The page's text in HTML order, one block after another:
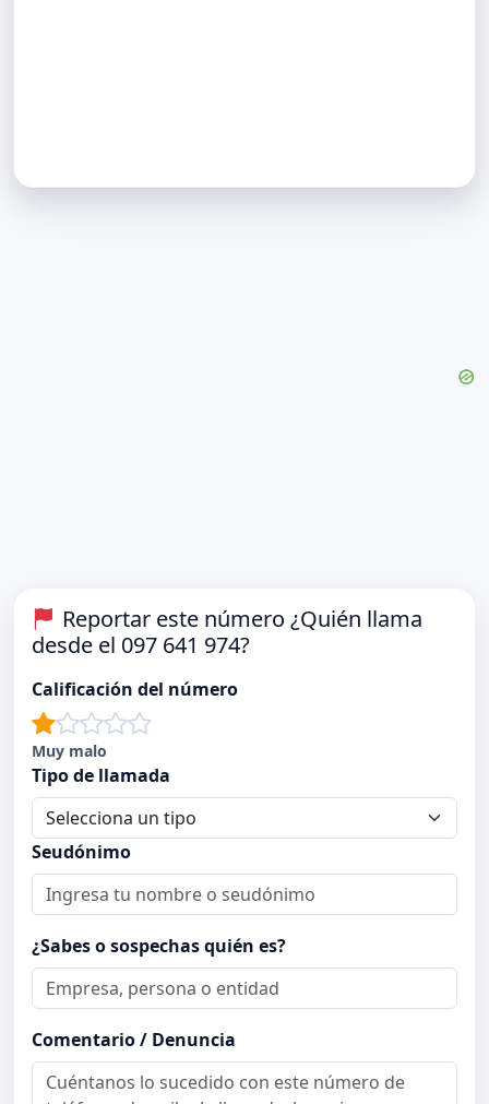
Reportar este número ¿Quién llama
desde el 097 641 974?
Calificación del número
Muy malo
Tipo de llamada
Seudónimo
¿Sabes o sospechas quién es?
Comentario / Denuncia